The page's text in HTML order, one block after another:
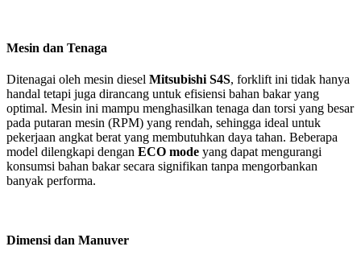
Mesin dan Tenaga
Ditenagai oleh mesin diesel Mitsubishi S4S, forklift ini tidak hanya
handal tetapi juga dirancang untuk efisiensi bahan bakar yang
optimal. Mesin ini mampu menghasilkan tenaga dan torsi yang besar
pada putaran mesin (RPM) yang rendah, sehingga ideal untuk
pekerjaan angkat berat yang membutuhkan daya tahan. Beberapa
model dilengkapi dengan ECO mode yang dapat mengurangi
konsumsi bahan bakar secara signifikan tanpa mengorbankan
banyak performa.
Dimensi dan Manuver